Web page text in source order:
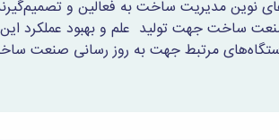
نوین مدیریت ساخت به فعالین و
ساخت جهت تولید علم و بهبود عملکرد
مرتبط جهت به روز رسانی صنعت